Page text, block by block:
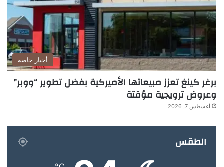
أخبار خاصة
برغر كينغ تعزز مبيعاتها الأميركية بفضل تطوير “ووبر”
وعروض ترويجية مؤقتة
أغسطس 7, 2026
الطقس